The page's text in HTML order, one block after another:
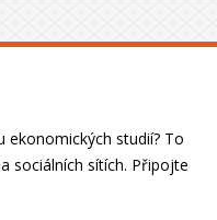
ekonomických studií? To
sociálních sítích. Připojte